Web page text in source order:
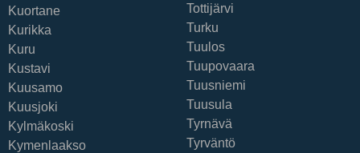
Kuortane
Kurikka
Kuru
Kustavi
Kuusamo
Kuusjoki
Kylmäkoski
Kymenlaakso
Tottijärvi
Turku
Tuulos
Tuupovaara
Tuusniemi
Tuusula
Tyrnävä
Tyrväntö